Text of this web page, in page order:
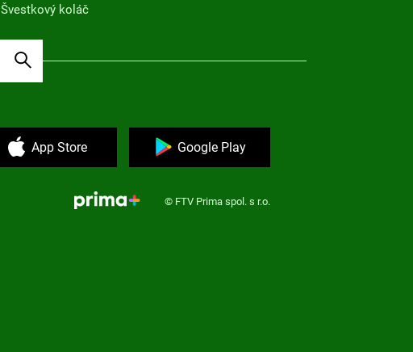
Švestkový koláč
App Store Google Play
© FTV Prima spol. s r.o.